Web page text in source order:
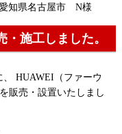
知県名古屋市 N様
施工しました。
、 HUAWEI（ファーウ
販売・設置いたしまし